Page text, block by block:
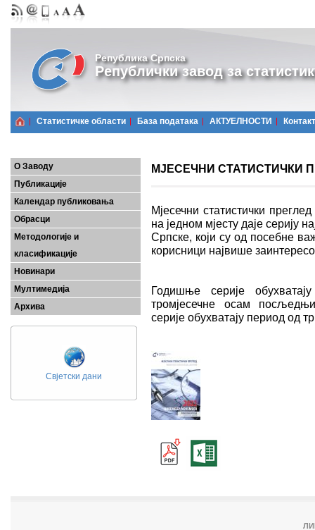
Република Српска
Републички завод за
Статистичке области Базa података АКТУЕЛНОСТИ Контакт
О Заводу
Публикације
Календар публиковања
Обрасци
Методологије и
класификације
Новинари
Мултимедија
Архива
Свјетски дани
МЈЕСЕЧНИ СТАТИСТИЧКИ
Мјесечни статистички
на једном мјесту даје серију
Српске, који су од посебне
корисници највише
Годишње серије
тромјесечне осам
серије обухватају период од